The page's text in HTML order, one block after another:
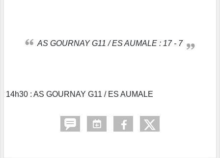
AS GOURNAY G11 / ES AUMALE : 17 - 7
14h30 : AS GOURNAY G11 / ES AUMALE